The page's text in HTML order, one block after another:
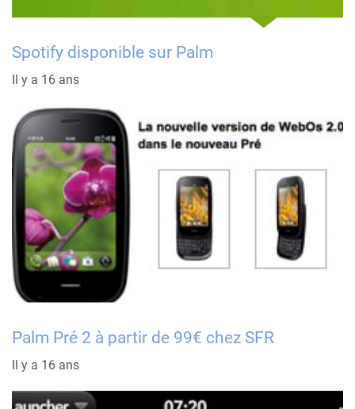
Spotify disponible sur Palm
Il y a 16 ans
Palm Pré 2 à partir de 99€ chez SFR
Il y a 16 ans